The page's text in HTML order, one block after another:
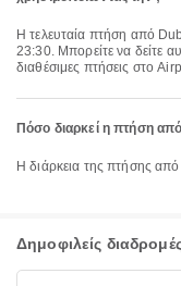
Η τελευταία πτήση από Dubai προς Jeddah με την Saudia αναχωρεί στις
23:30. Μπορείτε να δείτε
διαθέσιμες πτήσεις στο
Πόσο διαρκεί η πτήση
Η διάρκεια της πτήσης
Δημοφιλείς